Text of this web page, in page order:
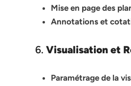
Mise en page des
Annotations et
6. Visualisation et
Paramétrage de la